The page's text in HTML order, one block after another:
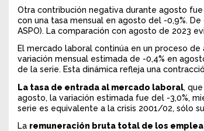
Otra contribución negativa durante agosto
con una tasa mensual en agosto del -0,9%.
ASPO). La comparación con agosto de 2023
El mercado laboral continúa en un proceso
variación mensual estimada de -0,4% en
de la serie. Esta dinámica refleja una
La tasa de entrada al mercado laboral,
agosto, la variación estimada fue del -3,0%,
serie es equivalente a la crisis 2001/02, sólo
La remuneración bruta total de los